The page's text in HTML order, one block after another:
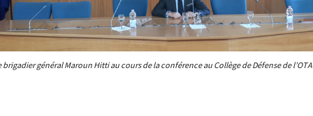
brigadier général Maroun Hitti au cours de la conférence au Collège de Défense de